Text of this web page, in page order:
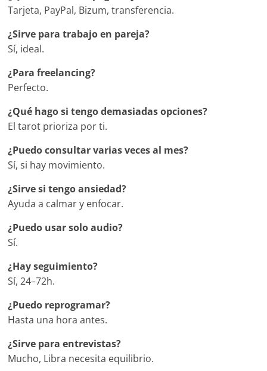
Tarjeta, PayPal, Bizum, transferencia.
¿Sirve para trabajo en pareja?
Sí, ideal.
¿Para freelancing?
Perfecto.
¿Qué hago si tengo demasiadas opciones?
El tarot prioriza por ti.
¿Puedo consultar varias veces al mes?
Sí, si hay movimiento.
¿Sirve si tengo ansiedad?
Ayuda a calmar y enfocar.
¿Puedo usar solo audio?
Sí.
¿Hay seguimiento?
Sí, 24–72h.
¿Puedo reprogramar?
Hasta una hora antes.
¿Sirve para entrevistas?
Mucho, Libra necesita equilibrio.